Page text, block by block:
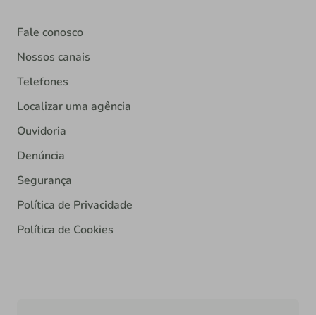
Fale conosco
Nossos canais
Telefones
Localizar uma agência
Ouvidoria
Denúncia
Segurança
Política de Privacidade
Política de Cookies